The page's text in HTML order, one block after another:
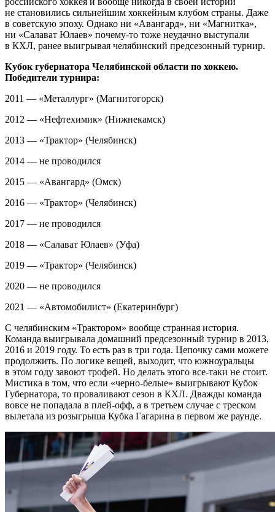
не становились сильнейшим хоккейным клубом страны. Даже
в советскую эпоху. Однако ни «Авангард», ни «Магнитка»,
ни «Салават Юлаев» почему-то тоже неудачно выступали
в КХЛ, ранее выигрывая челябинский предсезонный турнир.
Кубок губернатора Челябинской области по хоккею.
Победители турнира:
2011 — «Металлург» (Магнитогорск)
2012 — «Нефтехимик» (Нижнекамск)
2013 — «Трактор» (Челябинск)
2014 — не проводился
2015 — «Авангард» (Омск)
2016 — «Трактор» (Челябинск)
2017 — не проводился
2018 — «Салават Юлаев» (Уфа)
2019 — «Трактор» (Челябинск)
2020 — не проводился
2021 — «Автомобилист» (Екатеринбург)
С челябинским «Трактором» вообще странная история.
Команда выигрывала домашний предсезонный турнир в 2013,
2016 и 2019 году. То есть раз в три года. Цепочку сами можете
продолжить. По логике вещей, выходит, что южноуральцы
в этом году завоют трофей. Но делать этого все-таки не стоит.
Мистика в том, что если «черно-белые» выигрывают Кубок
Губернатора, то проваливают сезон в КХЛ. Дважды команда
вовсе не попадала в плей-офф, а в третьем случае с треском
вылетала из розыгрыша Кубка Гагарина в первом же раунде.